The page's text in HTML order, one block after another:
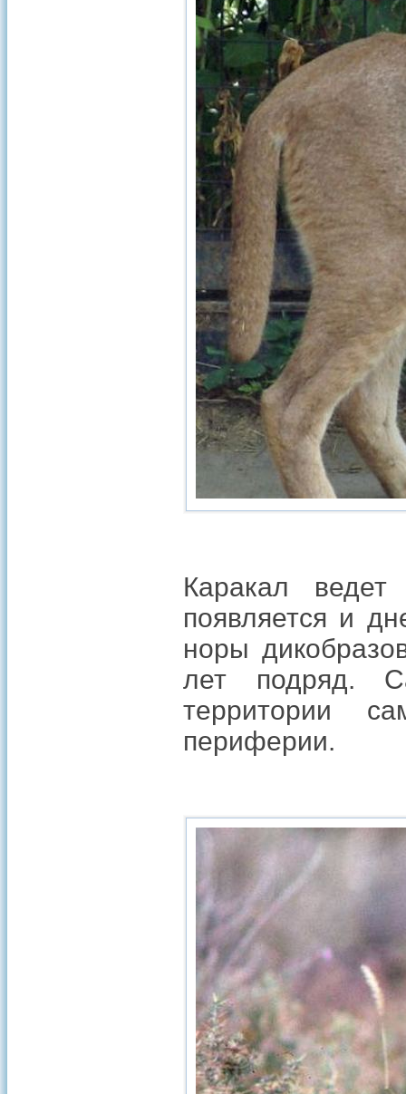
Каракал
появляется и
норы
лет подряд.
территории
периферии.